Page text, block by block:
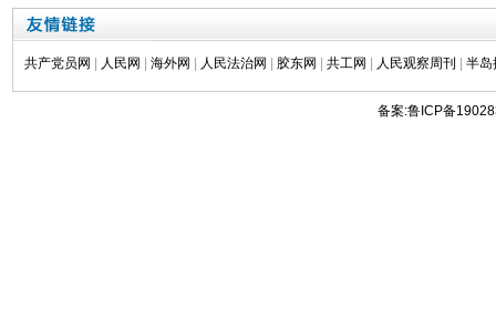
共产党员网 人民网 海外网 人民法治网 胶东网 共工网 人民观察周刊 半岛
备案:鲁ICP备